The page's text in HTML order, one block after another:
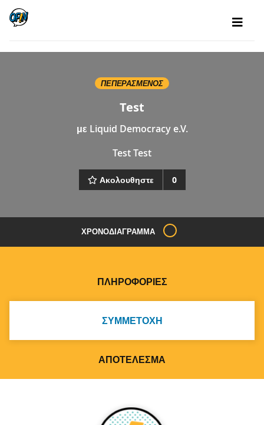
ΠΕΠΕΡΑΣΜΈΝΟΣ
Test
με Liquid Democracy e.V.
Test Test
Ακολουθηστε 0
ΧΡΟΝΟΔΙΆΓΡΑΜΜΑ
ΠΛΗΡΟΦΟΡΊΕΣ
ΣΥΜΜΕΤΟΧΉ
ΑΠΟΤΈΛΕΣΜΑ